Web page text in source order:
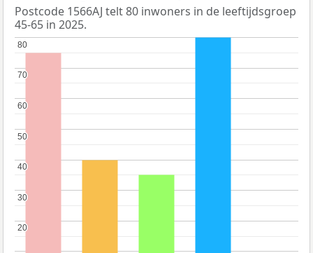
Postcode 1566AJ telt 80 inwoners in de leeftijdsgroep
45-65 in 2025.
20
20
30
30
40
40
50
50
60
60
70
70
80
80